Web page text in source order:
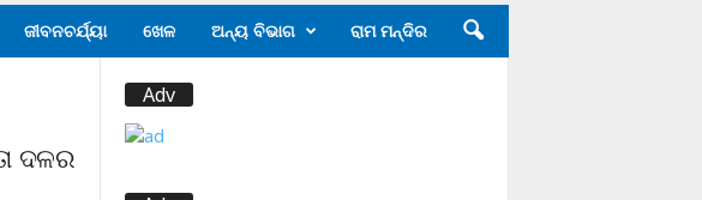
ଜୀବନଚର୍ଯ୍ୟା ଖେଳ ଅନ୍ୟ ବିଭାଗ ରାମ ମନ୍ଦିର
ଦଳର
Adv